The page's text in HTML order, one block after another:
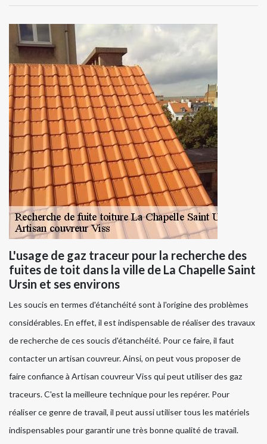
L'usage de gaz traceur pour la recherche des
fuites de toit dans la ville de La Chapelle Saint
Ursin et ses environs
Les soucis en termes d'étanchéité sont à l'origine des problèmes
considérables. En effet, il est indispensable de réaliser des travaux
de recherche de ces soucis d'étanchéité. Pour ce faire, il faut
contacter un artisan couvreur. Ainsi, on peut vous proposer de
faire confiance à Artisan couvreur Viss qui peut utiliser des gaz
traceurs. C'est la meilleure technique pour les repérer. Pour
réaliser ce genre de travail, il peut aussi utiliser tous les matériels
indispensables pour garantir une très bonne qualité de travail.